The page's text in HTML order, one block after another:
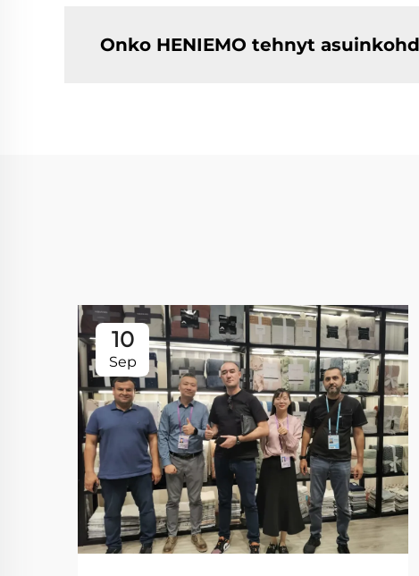
Onko HENIEMO tehnyt
10
Sep